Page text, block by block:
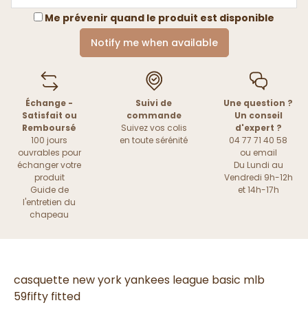
Me prévenir quand le produit est disponible
Notify me when available
Échange -
Satisfait ou
Remboursé
100 jours
ouvrables pour
échanger votre
produit
Guide de
l'entretien du
chapeau
Suivi de
commande
Suivez vos colis
en toute sérénité
Une question ?
Un conseil
d'expert ?
04 77 71 40 58
ou email
Du Lundi au
Vendredi 9h-12h
et 14h-17h
casquette new york yankees league basic mlb
59fifty fitted